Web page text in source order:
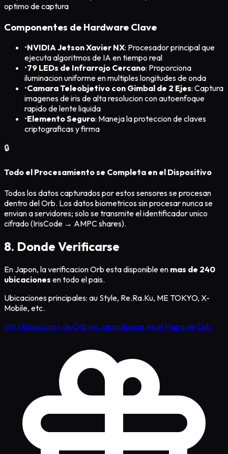
optimo de captura
Componentes de Hardware Clave
•NVIDIA Jetson Xavier NX: Procesador principal que
ejecuta algoritmos de IA en tiempo real
•79 LEDs de Infrarrojo Cercano: Proporciona
iluminacion uniforme en multiples longitudes de onda
•Camara Teleobjetivo con Gimbal de 2 Ejes: Captura
imagenes de iris de alta resolucion con autoenfoque
rapido de lente liquida
•Elemento Seguro: Maneja la proteccion de claves
criptograficas y firma
🔒
Todo el Procesamiento se Completa en el Dispositivo
Todos los datos capturados por estos sensores se procesan
dentro del Orb. Los datos biometricos sin procesar nunca se
envian a servidores; solo se transmite el identificador unico
cifrado (IrisCode → AMPC shares).
8. Donde Verificarse
En Japon, la verificacion Orb esta disponible en mas de 240
ubicaciones en todo el pais.
Ubicaciones principales: au Style, Re.Ra.Ku, ME TOKYO, X-
Mobile, etc.
Ver Ubicaciones de Orb en JaponBuscar en el Mapa de Orb